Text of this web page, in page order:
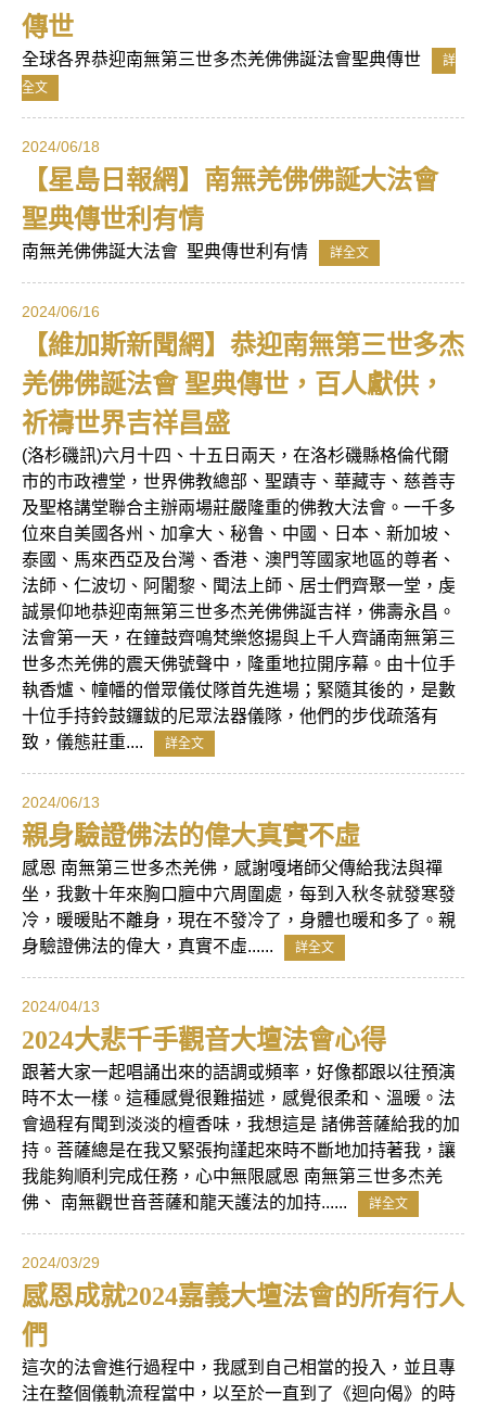
傳世
全球各界恭迎南無第三世多杰羌佛佛誕法會聖典傳世
詳
全文
2024/06/18
【星島日報網】南無羌佛佛誕大法會
聖典傳世利有情
南無羌佛佛誕大法會 聖典傳世利有情 詳全文
2024/06/16
【維加斯新聞網】恭迎南無第三世多杰
羌佛佛誕法會 聖典傳世，百人獻供，
祈禱世界吉祥昌盛
(洛杉磯訊)六月十四、十五日兩天，在洛杉磯縣格倫代爾
市的市政禮堂，世界佛教總部、聖蹟寺、華藏寺、慈善寺
及聖格講堂聯合主辦兩場莊嚴隆重的佛教大法會。一千多
位來自美國各州、加拿大、秘鲁、中國、日本、新加坡、
泰國、馬來西亞及台灣、香港、澳門等國家地區的尊者、
法師、仁波切、阿闍黎、聞法上師、居士們齊聚一堂，虔
誠景仰地恭迎南無第三世多杰羌佛佛誕吉祥，佛壽永昌。
法會第一天，在鐘鼓齊鳴梵樂悠揚與上千人齊誦南無第三
世多杰羌佛的震天佛號聲中，隆重地拉開序幕。由十位手
執香爐、幢幡的僧眾儀仗隊首先進場；緊隨其後的，是數
十位手持鈴鼓鑼鈸的尼眾法器儀隊，他們的步伐疏落有
致，儀態莊重....
詳全文
2024/06/13
親身驗證佛法的偉大真實不虛
感恩 南無第三世多杰羌佛，感謝嘎堵師父傳給我法與禪
坐，我數十年來胸口膻中穴周圍處，每到入秋冬就發寒發
冷，暖暖貼不離身，現在不發冷了，身體也暖和多了。親
身驗證佛法的偉大，真實不虛......
詳全文
2024/04/13
2024大悲千手觀音大壇法會心得
跟著大家一起唱誦出來的語調或頻率，好像都跟以往預演
時不太一樣。這種感覺很難描述，感覺很柔和、溫暖。法
會過程有聞到淡淡的檀香味，我想這是 諸佛菩薩給我的加
持。菩薩總是在我又緊張拘謹起來時不斷地加持著我，讓
我能夠順利完成任務，心中無限感恩 南無第三世多杰羌
佛、 南無觀世音菩薩和龍天護法的加持......
詳全文
2024/03/29
感恩成就2024嘉義大壇法會的所有行人
們
這次的法會進行過程中，我感到自己相當的投入，並且專
注在整個儀軌流程當中，以至於一直到了《迴向偈》的時